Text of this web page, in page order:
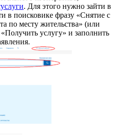
. Для этого нужно зайти в
в поисковике фразу «Снятие с
по месту жительства» (или
услугу» и заполнить